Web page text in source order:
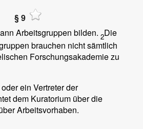
§ 9
Arbeitsgruppen bilden. 2Die
brauchen nicht sämtlich
Forschungsakademie zu
ein Vertreter der
dem Kuratorium über die
Arbeitsvorhaben.